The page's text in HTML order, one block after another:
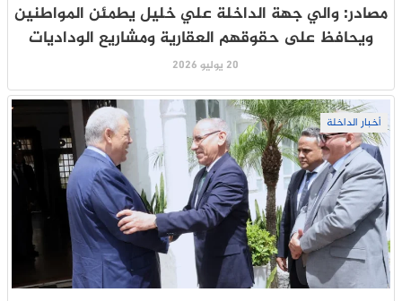
مصادر: والي جهة الداخلة علي خليل يطمئن المواطنين
ويحافظ على حقوقهم العقارية ومشاريع الوداديات
20 يوليو 2026
أخبار الداخلة